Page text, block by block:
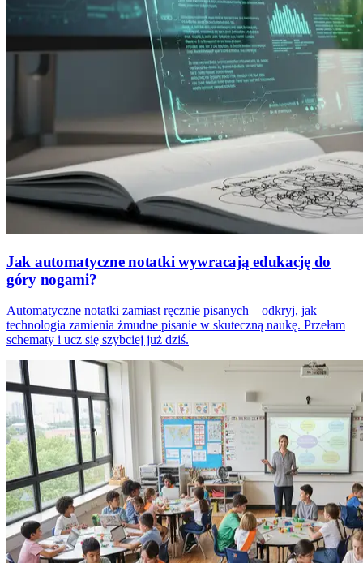
Jak automatyczne notatki wywracają edukację do
góry nogami?
Automatyczne notatki zamiast ręcznie pisanych – odkryj, jak
technologia zamienia żmudne pisanie w skuteczną naukę. Przełam
schematy i ucz się szybciej już dziś.